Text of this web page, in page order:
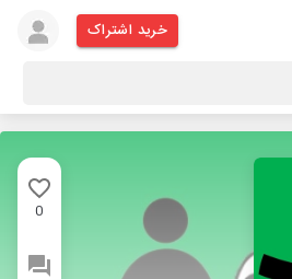
خرید اشتراک
0